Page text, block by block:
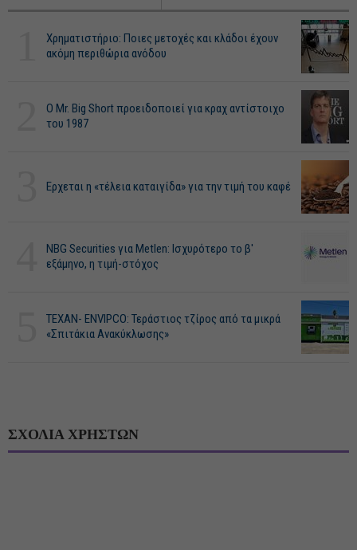
Χρηματιστήριο: Ποιες μετοχές και κλάδοι έχουν
ακόμη περιθώρια ανόδου
O Mr. Big Short προειδοποιεί για κραχ αντίστοιχο
του 1987
Ερχεται η «τέλεια καταιγίδα» για την τιμή του καφέ
NBG Securities για Metlen: Ισχυρότερο το β'
εξάμηνο, η τιμή-στόχος
ΤΕΧΑΝ- ENVIPCO: Τεράστιος τζίρος από τα μικρά
«Σπιτάκια Ανακύκλωσης»
ΣΧΟΛΙΑ ΧΡΗΣΤΩΝ